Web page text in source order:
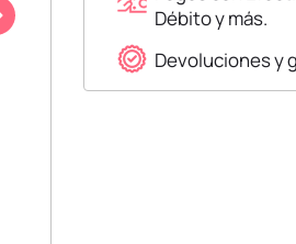
Débito y más.
Devoluciones y